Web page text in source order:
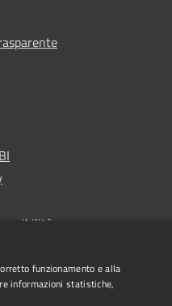
funzionamento e alla
informazioni statistiche,